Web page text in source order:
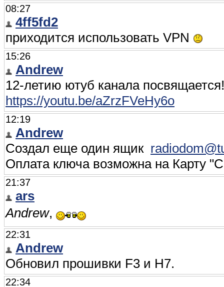
08:27
4ff5fd2
приходится использовать VPN
15:26
Andrew
12-летию ютуб канала
https://youtu.be/aZrzFVeHy6o
12:19
Andrew
Создал еще один ящик
Оплата ключа возможна на Карту
21:37
ars
Andrew,
22:31
Andrew
Обновил прошивки F3 и Н7.
22:34